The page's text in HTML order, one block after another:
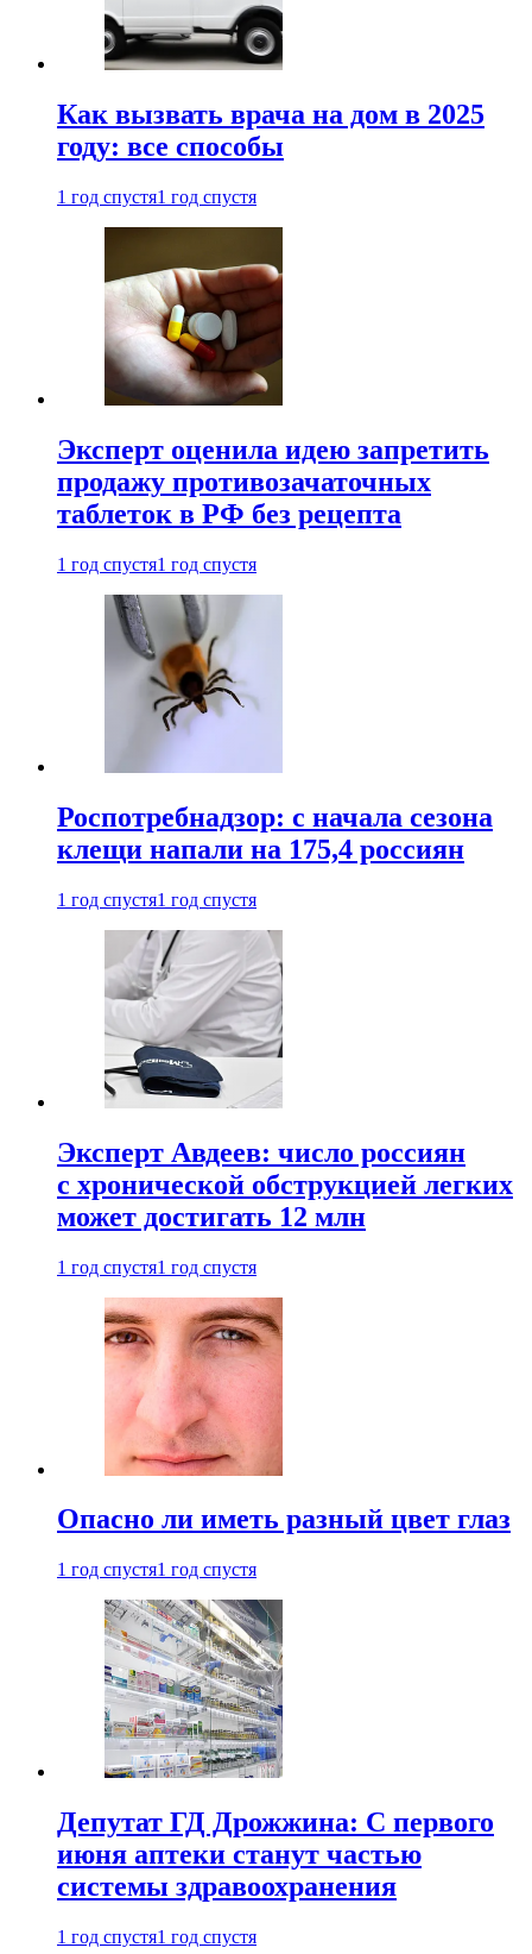
Как вызвать врача на дом в 2025
году: все способы
1 год спустя1 год спустя
Эксперт оценила идею запретить
продажу противозачаточных
таблеток в РФ без рецепта
1 год спустя1 год спустя
Роспотребнадзор: с начала сезона
клещи напали на 175,4 россиян
1 год спустя1 год спустя
Эксперт Авдеев: число россиян
с хронической обструкцией легких
может достигать 12 млн
1 год спустя1 год спустя
Опасно ли иметь разный цвет глаз
1 год спустя1 год спустя
Депутат ГД Дрожжина: С первого
июня аптеки станут частью
системы здравоохранения
1 год спустя1 год спустя